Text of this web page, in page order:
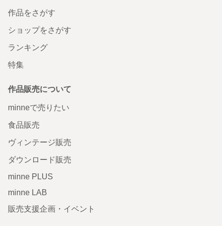
作品をさがす
ショップをさがす
ランキング
特集
作品販売について
minneで売りたい
食品販売
ヴィンテージ販売
ダウンロード販売
minne PLUS
minne LAB
販売支援企画・イベント